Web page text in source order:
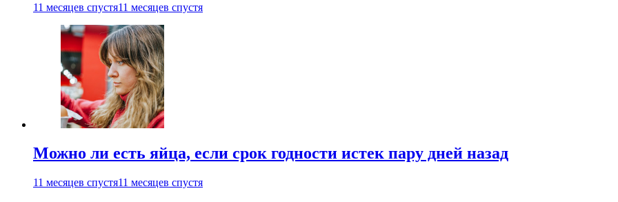
11 месяцев спустя11 месяцев спустя
Можно ли есть яйца, если срок годности истек пару дней назад
11 месяцев спустя11 месяцев спустя